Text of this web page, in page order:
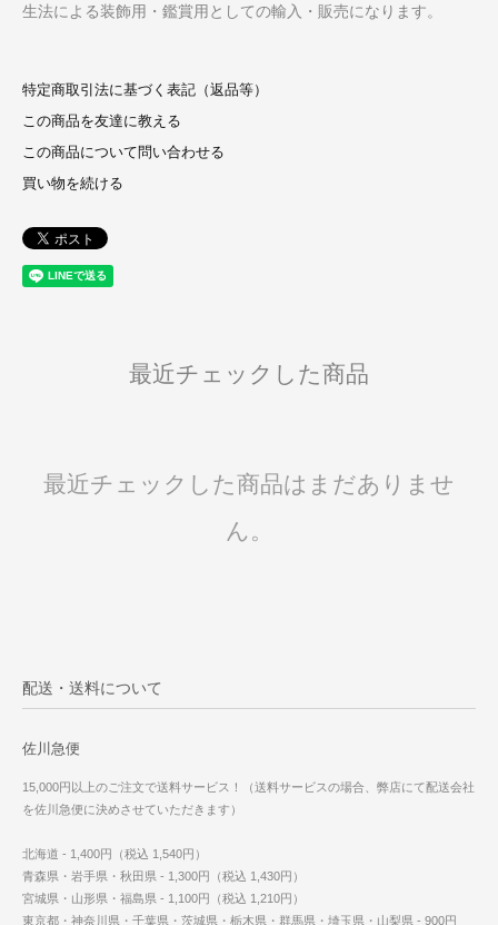
生法による装飾用・鑑賞用としての輸入・販売になります。
特定商取引法に基づく表記（返品等）
この商品を友達に教える
この商品について問い合わせる
買い物を続ける
最近チェックした商品
最近チェックした商品はまだありませ
ん。
配送・送料について
佐川急便
15,000円以上のご注文で送料サービス！（送料サービスの場合、弊店にて配送会社
を佐川急便に決めさせていただきます）
北海道 - 1,400円（税込 1,540円）
青森県・岩手県・秋田県 - 1,300円（税込 1,430円）
宮城県・山形県・福島県 - 1,100円（税込 1,210円）
東京都・神奈川県・千葉県・茨城県・栃木県・群馬県・埼玉県・山梨県 - 900円